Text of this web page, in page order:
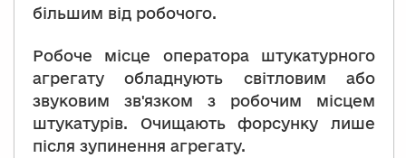
більшим від робочого.
Робоче місце оператора штукатурного
агрегату обладнують світловим або
звуковим зв'язком з робочим місцем
штукатурів. Очищають форсунку лише
після зупинення агрегату.